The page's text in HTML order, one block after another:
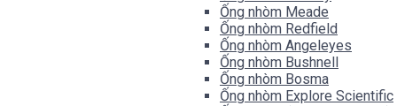
Ống nhòm Meade
Ống nhòm Redfield
Ống nhòm Angeleyes
Ống nhòm Bushnell
Ống nhòm Bosma
Ống nhòm Explore Scientific